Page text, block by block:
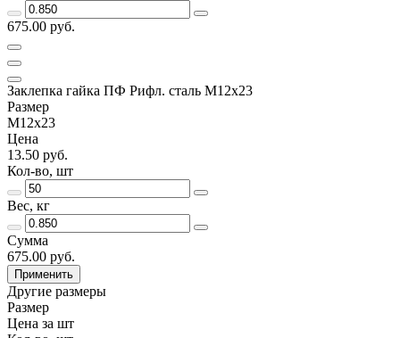
675.00 руб.
Заклепка гайка ПФ Рифл. сталь М12х23
Размер
М12х23
Цена
13.50 руб.
Кол-во, шт
Вес, кг
Сумма
675.00 руб.
Применить
Другие размеры
Размер
Цена за шт